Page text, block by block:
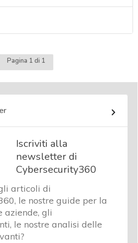
Pagina 1 di 1
Iscriviti alla
newsletter di
Cybersecurity360
articoli di
le nostre guide per la
aziende, gli
le nostre analisi delle